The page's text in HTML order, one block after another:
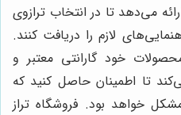
می‌دهد تا در انتخاب ترازوی
لازم را دریافت کنند.
خود گارانتی معتبر و
تا اطمینان حاصل کنید که
خواهد بود. فروشگاه تراز